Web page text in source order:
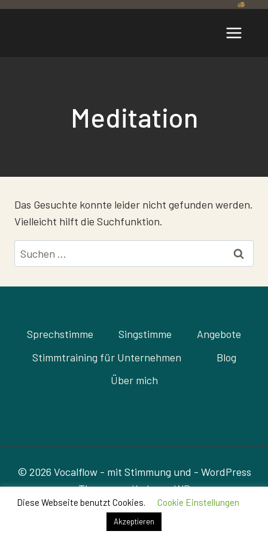
Zum
Meditation
Das Gesuchte konnte leider nicht gefunden werden.
Vielleicht hilft die Suchfunktion.
Suchen
nach:
Sprechstimme Singstimme
Angebote
Stimmtraining für Unternehmen
Blog
Über mich
© 2026 Vocalflow - mit Stimmung und - WordPress
Theme vonKadence WP
Diese Webseite benutzt Cookies. Cookie Einstellungen
Akzeptieren